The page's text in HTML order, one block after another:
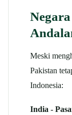
Meski
Pakistan
Indonesia:
India -